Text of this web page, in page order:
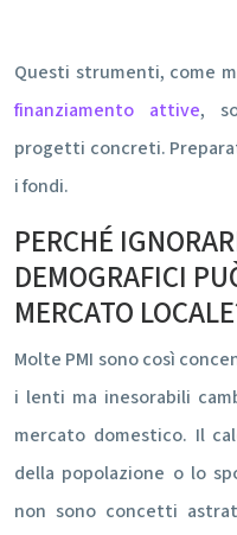
Questi strumenti, come
finanziamento attive,
progetti concreti.
i fondi.
PERCHÉ
DEMOGRAFICI
MERCATO
Molte PMI sono così
i lenti ma inesorabili
mercato domestico. Il
della popolazione o lo
non sono concetti